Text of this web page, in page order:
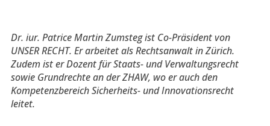
Dr. iur. Patrice Martin Zumsteg ist Co-Präsident von
UNSER RECHT. Er arbeitet als Rechtsanwalt in Zürich.
Zudem ist er Dozent für Staats- und Verwaltungsrecht
sowie Grundrechte an der ZHAW, wo er auch den
Kompetenzbereich Sicherheits- und Innovationsrecht
leitet.